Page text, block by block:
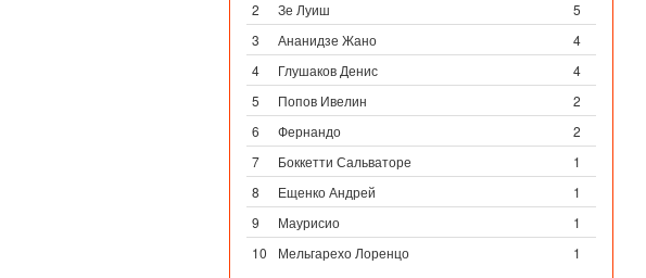
2
Зе Луиш
5
3
Ананидзе Жано
4
4
Глушаков Денис
4
5
Попов Ивелин
2
6
Фернандо
2
7
Боккетти Сальваторе
1
8
Ещенко Андрей
1
9
Маурисио
1
10
Мельгарехо Лоренцо 1